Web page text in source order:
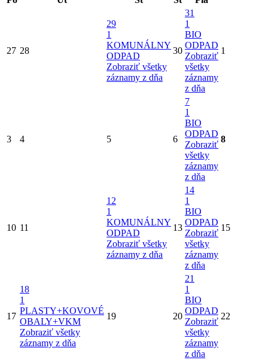
27 28
29
1
KOMUNÁLNY
ODPAD
Zobraziť všetky
záznamy z dňa
30
31
1
BIO
ODPAD
Zobraziť
všetky
záznamy
z dňa
1
3 4 5 6
7
1
BIO
ODPAD
Zobraziť
všetky
záznamy
z dňa
8
10 11
12
1
KOMUNÁLNY
ODPAD
Zobraziť všetky
záznamy z dňa
13
14
1
BIO
ODPAD
Zobraziť
všetky
záznamy
z dňa
15
17
18
1
PLASTY+KOVOVÉ
OBALY+VKM
Zobraziť všetky
záznamy z dňa
19 20
21
1
BIO
ODPAD
Zobraziť
všetky
záznamy
z dňa
22